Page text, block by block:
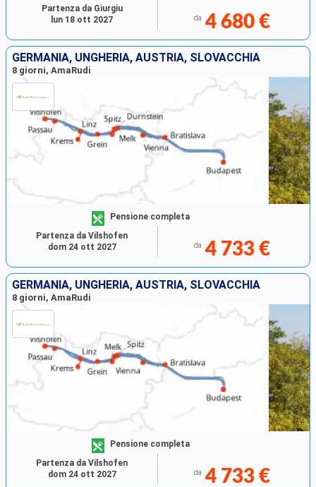
da 4 680 €
Partenza da Giurgiu
lun 18 ott 2027
GERMANIA, UNGHERIA, AUSTRIA, SLOVACCHIA
8 giorni, AmaRudi
Pensione completa
da 4 733 €
Partenza da Vilshofen
dom 24 ott 2027
GERMANIA, UNGHERIA, AUSTRIA, SLOVACCHIA
8 giorni, AmaRudi
Pensione completa
da 4 733 €
Partenza da Vilshofen
dom 24 ott 2027